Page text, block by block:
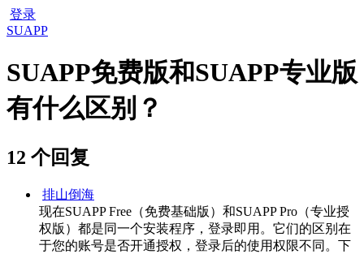
登录
SUAPP
SUAPP免费版和SUAPP专业版
有什么区别？
12 个回复
排山倒海
现在SUAPP Free（免费基础版）和SUAPP Pro（专业授
权版）都是同一个安装程序，登录即用。它们的区别在
于您的账号是否开通授权，登录后的使用权限不同。下